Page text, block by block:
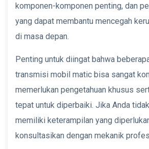
komponen-komponen penting, dan
yang dapat membantu mencegah
di masa depan.
Penting untuk diingat bahwa
transmisi mobil matic bisa sangat
memerlukan pengetahuan khusus
tepat untuk diperbaiki. Jika Anda
memiliki keterampilan yang
konsultasikan dengan mekanik